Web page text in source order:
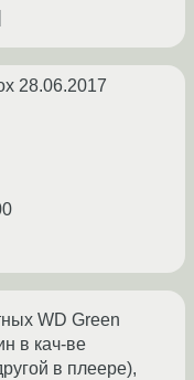
28.06.2017
WD Green
в кач-ве
в плеере),